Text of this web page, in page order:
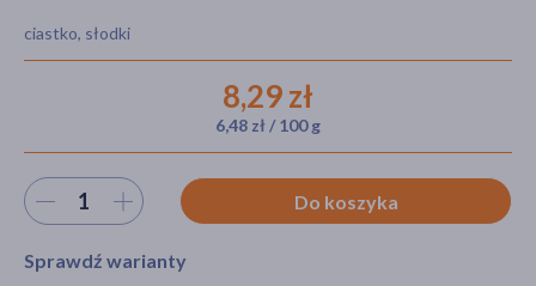
ciastko, słodki
8,29 zł
6,48 zł / 100 g
Wybierz ilość Do koszyka
Sprawdź warianty